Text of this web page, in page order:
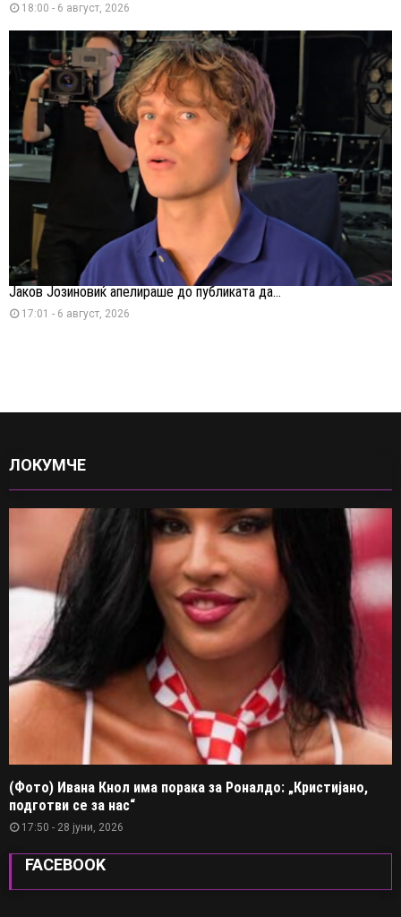
18:00 - 6 август, 2026
Јаков Јозиновиќ апелираше до публиката да...
17:01 - 6 август, 2026
ЛОКУМЧЕ
(Фото) Ивана Кнол има порака за Роналдо: „Кристијано,
подготви се за нас“
17:50 - 28 јуни, 2026
FACEBOOK